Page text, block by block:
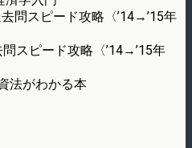
問スピード攻略〈’14→’15年
スピード攻略〈’14→’15年
法がわかる本